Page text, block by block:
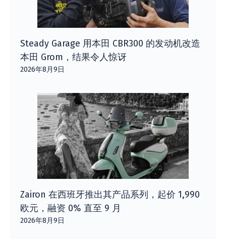
Steady Garage 用本田 CBR300 的发动机改造
本田 Grom，结果令人惊讶
2026年8月9日
Zairon 在西班牙推出其产品系列，起价 1,990
欧元，融资 0% 直至 9 月
2026年8月9日